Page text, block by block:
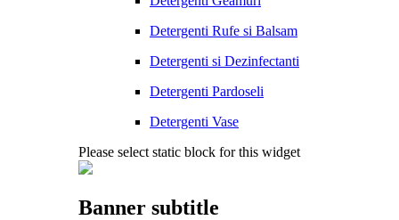
Detergenti Rufe si Balsam
Detergenti si Dezinfectanti
Detergenti Pardoseli
Detergenti Vase
Please select static block for this widget
Banner subtitle